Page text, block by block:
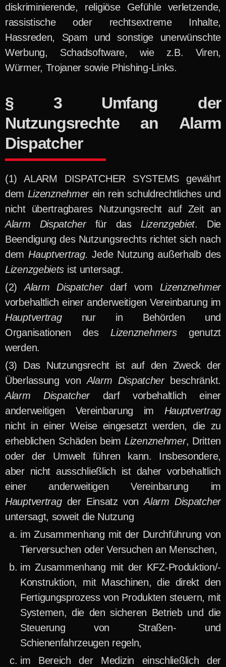
diskriminierende, religiöse Gefühle verletzende,
rassistische oder rechtsextreme Inhalte,
Hassreden, Spam und sonstige unerwünschte
Werbung, Schadsoftware, wie z.B. Viren,
Würmer, Trojaner sowie Phishing-Links.
§ 3 Umfang der
Nutzungsrechte an Alarm
Dispatcher
ALARM DISPATCHER SYSTEMS gewährt
dem Lizenznehmerein rein schuldrechtliches und
nicht übertragbares Nutzungsrecht auf Zeit an
Alarm Dispatcher für das Lizenzgebiet. Die
Beendigung des Nutzungsrechts richtet sich nach
dem Hauptvertrag. Jede Nutzung außerhalb des
Lizenzgebiets ist untersagt.
Alarm Dispatcherdarf vom Lizenznehmer
vorbehaltlich einer anderweitigen Vereinbarung im
Hauptvertragnur in Behörden und
Organisationen des Lizenznehmersgenutzt
werden.
Das Nutzungsrecht ist auf den Zweck der
Überlassung vonAlarm Dispatcher beschränkt.
Alarm Dispatcher darf vorbehaltlich einer
anderweitigen Vereinbarung im Hauptvertrag
nicht in einer Weise eingesetzt werden, die zu
erheblichen Schäden beim Lizenznehmer, Dritten
oder der Umwelt führen kann. Insbesondere,
aber nicht ausschließlich ist daher vorbehaltlich
einer anderweitigen Vereinbarung im
Hauptvertragder Einsatz vonAlarm Dispatcher
untersagt, soweit die Nutzung
im Zusammenhang mit der Durchführung von
Tierversuchen oder Versuchen an Menschen,
im Zusammenhang mit der KFZ-Produktion/-
Konstruktion, mit Maschinen, die direkt den
Fertigungsprozess von Produkten steuern, mit
Systemen, die den sicheren Betrieb und die
Steuerung von Straßen- und
Schienenfahrzeugen regeln,
im Bereich der Medizin einschließlich der